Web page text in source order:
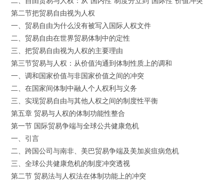
第二节把贸易自由视为人权
一、贸易自由为什么没有被写入国际人权文件
二、贸易自由在世界贸易体制中的定性
三、把贸易自由视为人权的主要理由
第三节贸易与人权：从价值沟通到体制性质上的调和
一、调和国家价值与非国家价值之间的冲突
二、在国家间体制中融人个人权利与义务
三、实现贸易自由与其他人权之间的制度性平衡
第五章 贸易与人权的体制功能性整合
第一节 国际贸易争端与全球公共健康危机
一、引言
二、跨国公司与南非、美巴贸易争端及美加炭疽病危机
三、全球公共健康危机的制度冲突透视
第二节 贸易法与人权法在体制功能上的冲突